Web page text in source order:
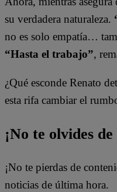
su verdadera naturaleza.
no es solo empatía…
“Hasta el trabajo”,
¿Qué esconde Renato
esta rifa cambiar el
¡No te olvides
¡No te pierdas de
noticias de última hora.